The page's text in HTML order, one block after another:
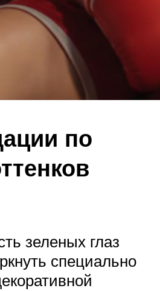
по
зеленых глаз
специально